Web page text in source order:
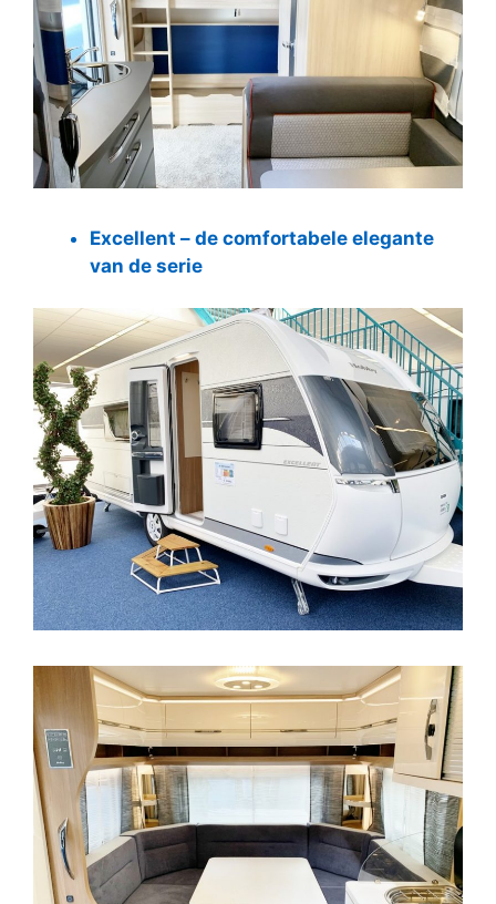
Excellent – de comfortabele elegante
van de serie